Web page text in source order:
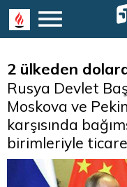
2 ülkeden
Rusya Devlet
Moskova ve
karşısında
birimleriyle